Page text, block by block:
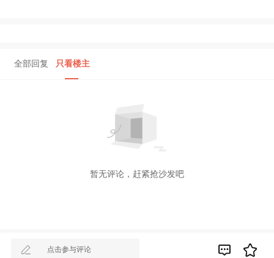
全部回复 只看楼主
暂无评论，赶紧抢沙发吧
点击参与评论